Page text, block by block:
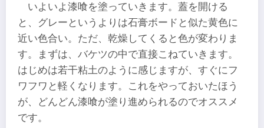
いよいよ漆喰を塗っていきます。蓋を開ける
と、グレーというよりは石膏ボードと似た黄色に
近い色合い。ただ、乾燥してくると色が変わりま
す。まずは、バケツの中で直接こねていきます。
はじめは若干粘土のように感じますが、すぐにフ
ワフワと軽くなります。これをやっておいたほう
が、どんどん漆喰が塗り進められるのでオススメ
です。